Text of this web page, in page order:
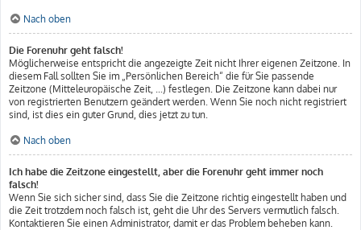
Nach oben
Die Forenuhr geht falsch!
Möglicherweise entspricht die angezeigte Zeit nicht Ihrer eigenen Zeitzone. In
diesem Fall sollten Sie im „Persönlichen Bereich“ die für Sie passende
Zeitzone (Mitteleuropäische Zeit, ...) festlegen. Die Zeitzone kann dabei nur
von registrierten Benutzern geändert werden. Wenn Sie noch nicht registriert
sind, ist dies ein guter Grund, dies jetzt zu tun.
Nach oben
Ich habe die Zeitzone eingestellt, aber die Forenuhr geht immer noch
falsch!
Wenn Sie sich sicher sind, dass Sie die Zeitzone richtig eingestellt haben und
die Zeit trotzdem noch falsch ist, geht die Uhr des Servers vermutlich falsch.
Kontaktieren Sie einen Administrator, damit er das Problem beheben kann.